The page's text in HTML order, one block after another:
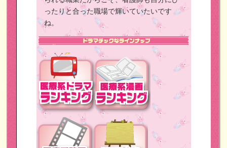
ったりと合った職場で輝いていたいです
ね。